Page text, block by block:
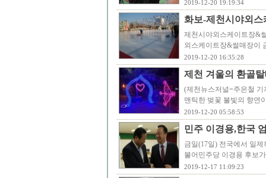
2019-12-20 19:19:34
화보-제천시야외
제천시야외스케이트장&
외스케이트장&썰매장이
2019-12-20 16:35:28
제천 겨울의 환골
(제천뉴스저널=주은철
맨틱한 벚꽃 불빛의 향연
2019-12-20 05:58:53
민주 이경용,한국
금일(17일) 전국에서 일
불어민주당 이경용 후보
2019-12-17 11:09:23